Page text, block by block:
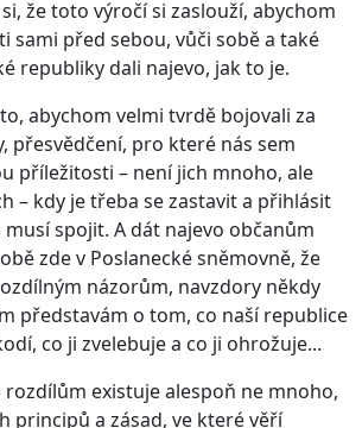
že toto výročí si zaslouží, abychom
sami před sebou, vůči sobě a také
republiky dali najevo, jak to je.
abychom velmi tvrdě bojovali za
přesvědčení, pro které nás sem
příležitosti – není jich mnoho, ale
– kdy je třeba se zastavit a přihlásit
spojit. A dát najevo občanům
zde v Poslanecké sněmovně, že
názorům, navzdory někdy
představám o tom, co naší republice
co ji zvelebuje a co ji ohrožuje...
existuje alespoň ne mnoho,
principů a zásad, ve které věří